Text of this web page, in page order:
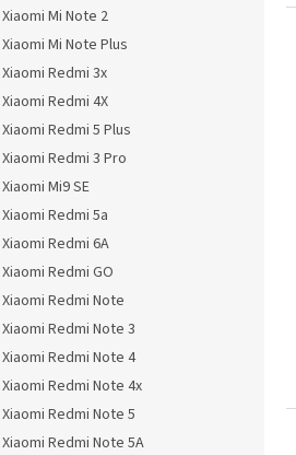
Xiaomi Mi Note 2
Xiaomi Mi Note Plus
Xiaomi Redmi 3x
Xiaomi Redmi 4X
Xiaomi Redmi 5 Plus
Xiaomi Redmi 3 Pro
Xiaomi Mi9 SE
Xiaomi Redmi 5a
Xiaomi Redmi 6A
Xiaomi Redmi GO
Xiaomi Redmi Note
Xiaomi Redmi Note 3
Xiaomi Redmi Note 4
Xiaomi Redmi Note 4x
Xiaomi Redmi Note 5
Xiaomi Redmi Note 5A